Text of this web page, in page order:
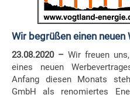
Wir begrüßen einen neuen
23.08.2020 –Wir freuen
eines neuen
Anfang diesen Monats
GmbH als renomiertes